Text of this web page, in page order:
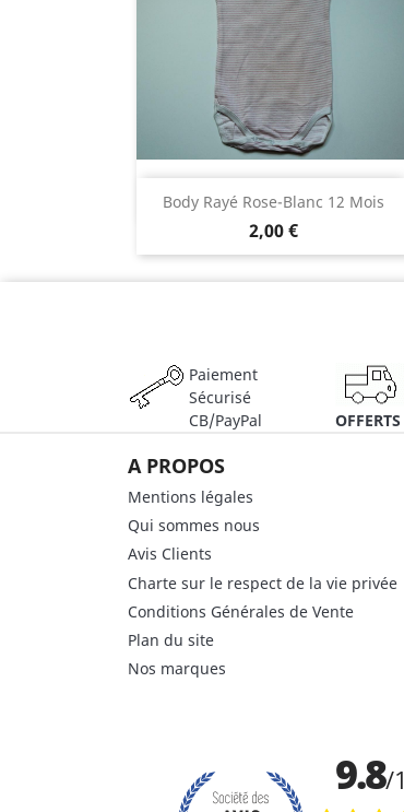
Body Rayé Rose-Blanc 12 Mois
2,00 €
Aperçu rapide
Paiement
Sécurisé
CB/PayPal
OFFERTS
A PROPOS
Mentions légales
Qui sommes nous
Avis Clients
Charte sur le respect de la vie privée
Conditions Générales de Vente
Plan du site
Nos marques